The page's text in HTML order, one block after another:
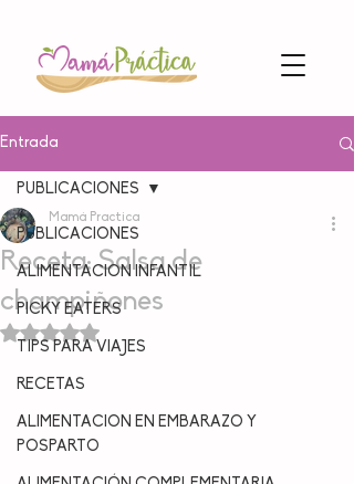
Entrada
PUBLICACIONES
ALIMENTACION INFANTIL
PICKY EATERS
TIPS PARA VIAJES
RECETAS
ALIMENTACION EN EMBARAZO Y
POSPARTO
PUBLICACIONES
Receta: Salsa de
champiñones
Mamá Practica
Obtuvo NaN de 5 estrellas.